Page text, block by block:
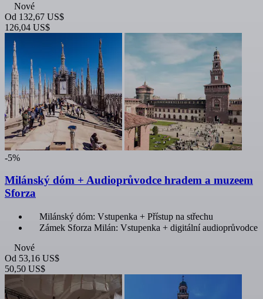
Nové
Od 132,67 US$
126,04 US$
-5%
Milánský dóm + Audioprůvodce hradem a muzeem
Sforza
Milánský dóm: Vstupenka + Přístup na střechu
Zámek Sforza Milán: Vstupenka + digitální audioprůvodce
Nové
Od 53,16 US$
50,50 US$